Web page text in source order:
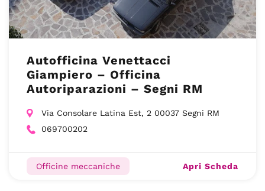
Autofficina Venettacci
Giampiero – Officina
Autoriparazioni – Segni RM
Via Consolare Latina Est, 2 00037 Segni RM
069700202
Officine meccaniche Apri Scheda